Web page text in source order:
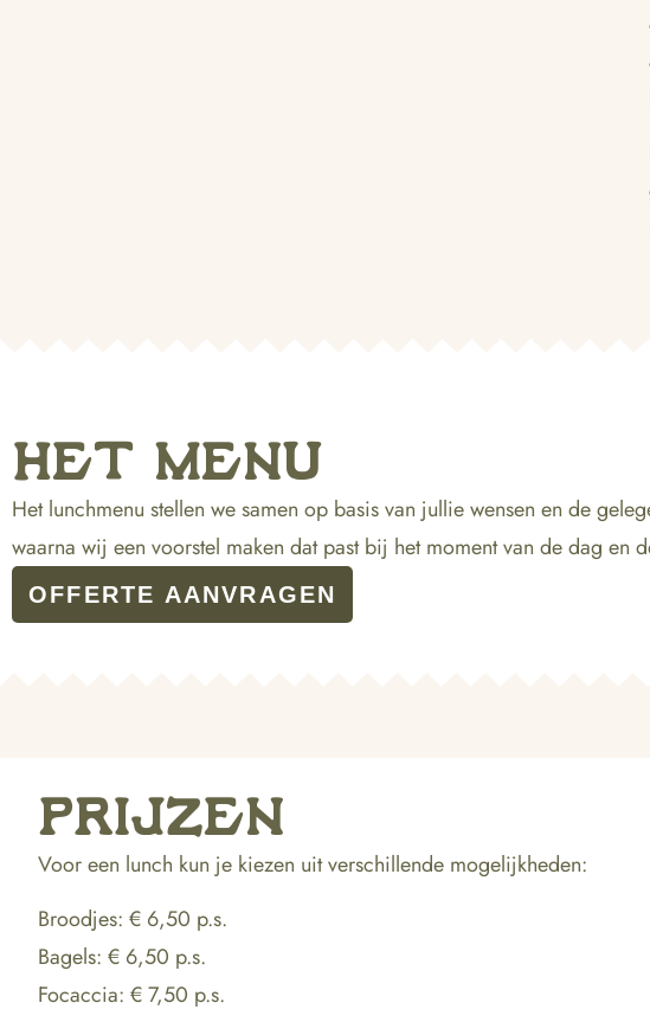
HET MENU
Het lunchmenu stellen we samen op basis van jullie wensen en de
waarna wij een voorstel maken dat past bij het moment van de dag
OFFERTE AANVRAGEN
PRIJZEN
Voor een lunch kun je kiezen uit verschillende mogelijkheden:
Broodjes: € 6,50 p.s.
Bagels: € 6,50 p.s.
Focaccia: € 7,50 p.s.